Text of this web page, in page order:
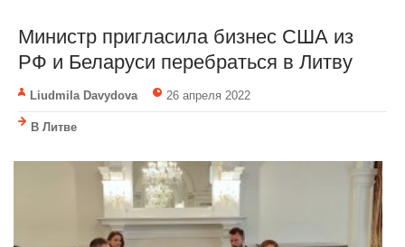
Министр пригласила бизнес США из
РФ и Беларуси перебраться в Литву
Liudmila Davydova 26 апреля 2022
В Литве